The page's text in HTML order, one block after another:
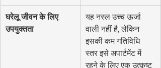
घरेलू जीवन के लिए
उपयुक्तता
यह नस्ल उच्च ऊर्जा
वाली नहीं है, लेकिन
इसकी कम गतिविधि
स्तर इसे अपार्टमेंट में
रहने के लिए एक उत्कृष्ट